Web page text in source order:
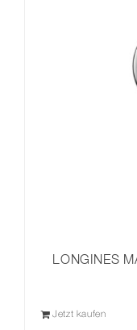
LONGINES
Jetzt kaufen